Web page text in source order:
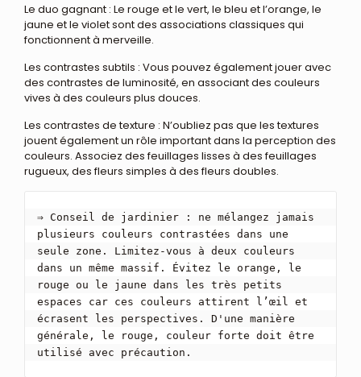
Le duo gagnant : Le rouge et le vert, le bleu et l’orange, le
jaune et le violet sont des associations classiques qui
fonctionnent à merveille.
Les contrastes subtils : Vous pouvez également jouer avec
des contrastes de luminosité, en associant des couleurs
vives à des couleurs plus douces.
Les contrastes de texture : N’oubliez pas que les textures
jouent également un rôle important dans la perception des
couleurs. Associez des feuillages lisses à des feuillages
rugueux, des fleurs simples à des fleurs doubles.
⇒ Conseil de jardinier : ne mélangez jamais
plusieurs couleurs contrastées dans une
seule zone. Limitez-vous à deux couleurs
dans un même massif. Évitez le orange, le
rouge ou le jaune dans les très petits
espaces car ces couleurs attirent l’œil et
écrasent les perspectives. D'une manière
générale, le rouge, couleur forte doit être
utilisé avec précaution.